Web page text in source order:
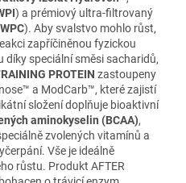
) a prémiový ultra-filtrovaný
WPC). Aby svalstvo mohlo růst,
zapříčiněnou fyzickou
speciální směsi sacharidů,
PROTEIN zastoupeny
a ModCarb™, které zajistí
složení doplňuje bioaktivní
aminokyselin (BCAA),
zvolených vitamínů a
Vše je ideálně
růstu. Produkt AFTER